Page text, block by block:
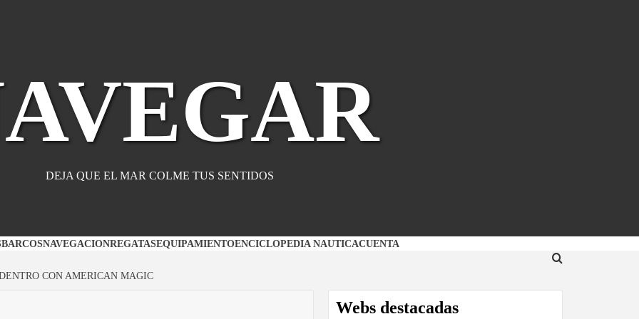
DEJA QUE EL MAR COLME TUS SENTIDOS
BARCOSNAVEGACIONREGATASEQUIPAMIENTOENCICLOPEDIA NAUTICACUENTA
CON AMERICAN MAGIC
Webs destacadas